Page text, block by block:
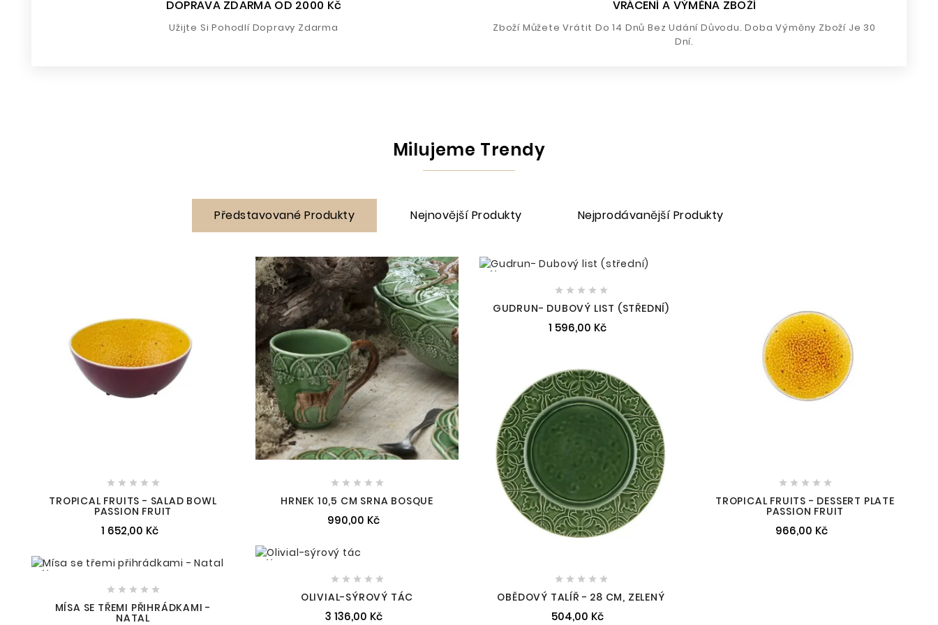
DOPRAVA ZDARMA OD 2000 Kč
Užijte Si Pohodlí Dopravy Zdarma
VRÁCENÍ A VÝMĚNA ZBOŽÍ
Zboží Můžete Vrátit Do 14 Dnů Bez Udání Důvodu. Doba Výměny Zboží Je 30
Dní.
Milujeme Trendy
Představované Produkty Nejnovější Produkty Nejprodávanější Produkty
    
TROPICAL FRUITS - SALAD BOWL
PASSION FRUIT
1 652,00 Kč
New
    
MÍSA SE TŘEMI PŘIHRÁDKAMI -
NATAL
    
HRNEK 10,5 CM SRNA BOSQUE
990,00 Kč
New
    
OLIVIAL-SÝROVÝ TÁC
3 136,00 Kč
New
    
GUDRUN- DUBOVÝ LIST (STŘEDNÍ)
1 596,00 Kč
    
OBĚDOVÝ TALÍŘ - 28 CM, ZELENÝ
504,00 Kč
    
TROPICAL FRUITS - DESSERT PLATE
PASSION FRUIT
966,00 Kč